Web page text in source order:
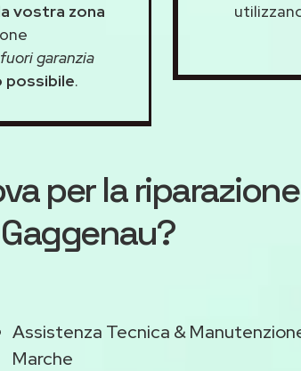
vostra zona
fuori garanzia
possibile.
per la
Assistenza Tecnica &
Marche